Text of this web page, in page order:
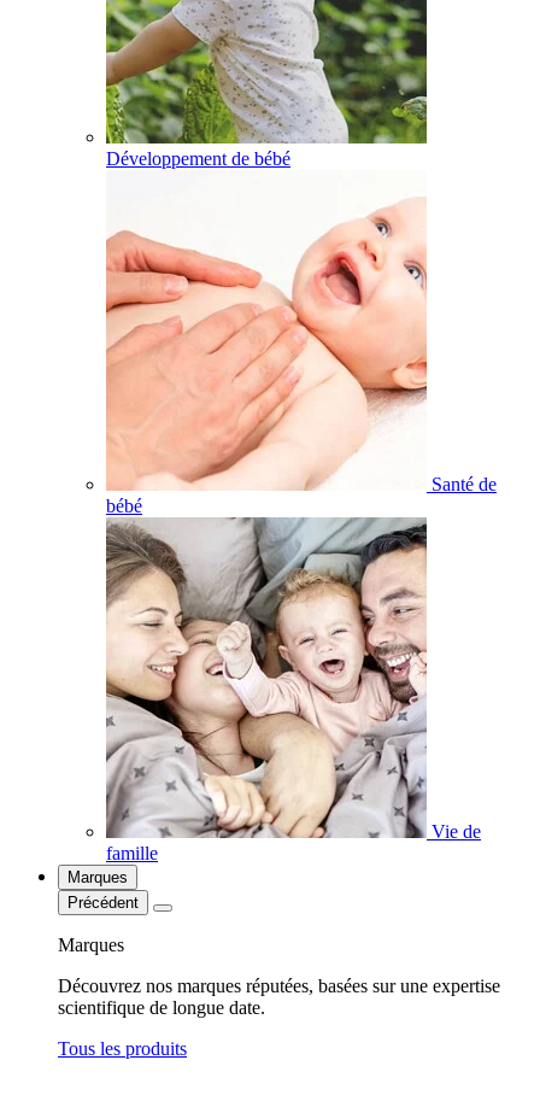
Développement de bébé
Santé de
bébé
Vie de
famille
Marques
Précédent
Marques
Découvrez nos marques réputées, basées sur une expertise
scientifique de longue date.
Tous les produits